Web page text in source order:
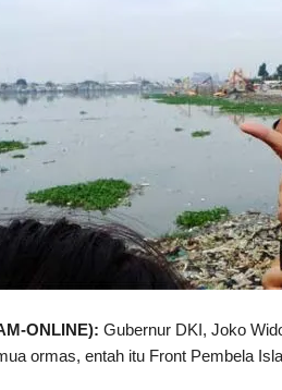
ONLINE): Gubernur DKI, Joko
ormas, entah itu Front Pembela